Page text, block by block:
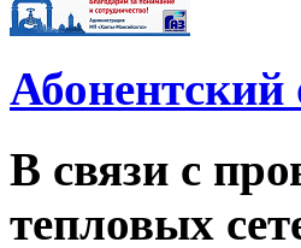
Абонентский
В связи с
тепловых